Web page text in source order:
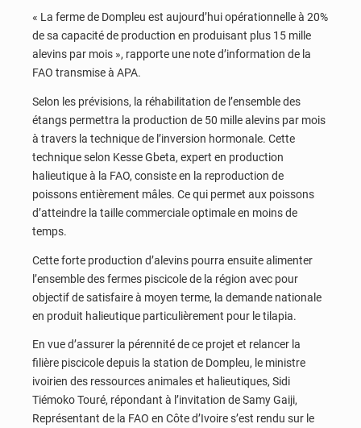
« La ferme de Dompleu est aujourd’hui opérationnelle à 20%
de sa capacité de production en produisant plus 15 mille
alevins par mois », rapporte une note d’information de la
FAO transmise à APA.
Selon les prévisions, la réhabilitation de l’ensemble des
étangs permettra la production de 50 mille alevins par mois
à travers la technique de l’inversion hormonale. Cette
technique selon Kesse Gbeta, expert en production
halieutique à la FAO, consiste en la reproduction de
poissons entièrement mâles. Ce qui permet aux poissons
d’atteindre la taille commerciale optimale en moins de
temps.
Cette forte production d’alevins pourra ensuite alimenter
l’ensemble des fermes piscicole de la région avec pour
objectif de satisfaire à moyen terme, la demande nationale
en produit halieutique particulièrement pour le tilapia.
En vue d’assurer la pérennité de ce projet et relancer la
filière piscicole depuis la station de Dompleu, le ministre
ivoirien des ressources animales et halieutiques, Sidi
Tiémoko Touré, répondant à l’invitation de Samy Gaiji,
Représentant de la FAO en Côte d’Ivoire s’est rendu sur le